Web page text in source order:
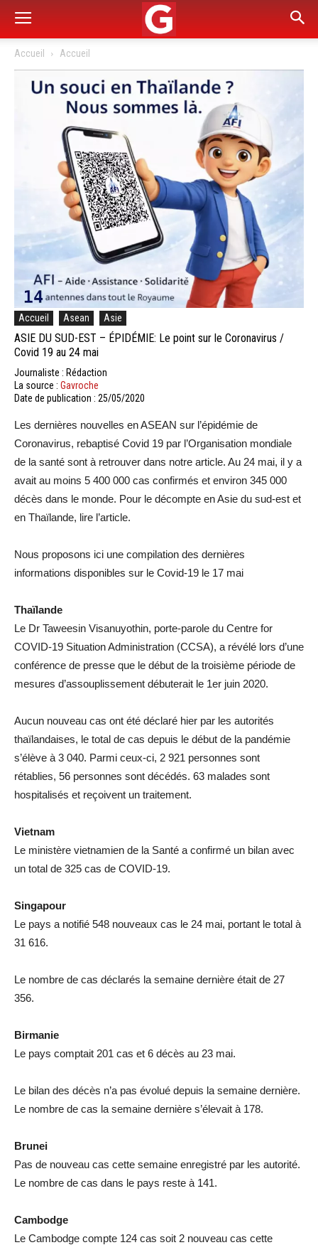
Accueil Accueil
Accueil Asean Asie
ASIE DU SUD-EST – ÉPIDÉMIE: Le point sur le Coronavirus /
Covid 19 au 24 mai
Journaliste : Rédaction
La source : Gavroche
Date de publication : 25/05/2020
Les dernières nouvelles en ASEAN sur l’épidémie de
Coronavirus, rebaptisé Covid 19 par l’Organisation mondiale
de la santé sont à retrouver dans notre article. Au 24 mai, il y a
avait au moins 5 400 000 cas confirmés et environ 345 000
décès dans le monde. Pour le décompte en Asie du sud-est et
en Thaïlande, lire l’article.
Nous proposons ici une compilation des dernières
informations disponibles sur le Covid-19 le 17 mai
Thaïlande
Le Dr Taweesin Visanuyothin, porte-parole du Centre for
COVID-19 Situation Administration (CCSA), a révélé lors d’une
conférence de presse que le début de la troisième période de
mesures d’assouplissement débuterait le 1er juin 2020.
Aucun nouveau cas ont été déclaré hier par les autorités
thaïlandaises, le total de cas depuis le début de la pandémie
s’élève à 3 040. Parmi ceux-ci, 2 921 personnes sont
rétablies, 56 personnes sont décédés. 63 malades sont
hospitalisés et reçoivent un traitement.
Vietnam
Le ministère vietnamien de la Santé a confirmé un bilan avec
un total de 325 cas de COVID-19.
Singapour
Le pays a notifié 548 nouveaux cas le 24 mai, portant le total à
31 616.
Le nombre de cas déclarés la semaine dernière était de 27
356.
Birmanie
Le pays comptait 201 cas et 6 décès au 23 mai.
Le bilan des décès n’a pas évolué depuis la semaine dernière.
Le nombre de cas la semaine dernière s’élevait à 178.
Brunei
Pas de nouveau cas cette semaine enregistré par les autorité.
Le nombre de cas dans le pays reste à 141.
Cambodge
Le Cambodge compte 124 cas soit 2 nouveau cas cette